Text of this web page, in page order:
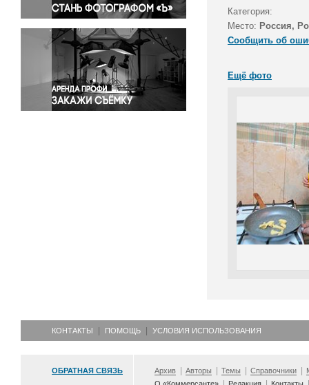
Религия
Светская жизнь
Спорт
Экология
Экономика и бизнес
Категория:
Место: Россия,
Сообщить об
Ещё фото
КОНТАКТЫ ПОМОЩЬ УСЛОВИЯ ИСПОЛЬЗОВАНИЯ
ОБРАТНАЯ СВЯЗЬ Архив Авторы Темы Справочники